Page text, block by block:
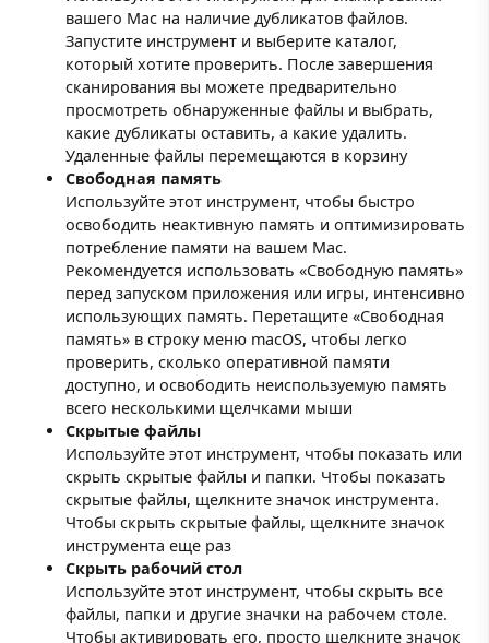
вашего Mac на наличие дубликатов файлов.
Запустите инструмент и выберите каталог,
который хотите проверить. После завершения
сканирования вы можете предварительно
просмотреть обнаруженные файлы и выбрать,
какие дубликаты оставить, а какие удалить.
Удаленные файлы перемещаются в корзину
Свободная память
Используйте этот инструмент, чтобы быстро
освободить неактивную память и оптимизировать
потребление памяти на вашем Mac.
Рекомендуется использовать «Свободную память»
перед запуском приложения или игры, интенсивно
использующих память. Перетащите «Свободная
память» в строку меню macOS, чтобы легко
проверить, сколько оперативной памяти
доступно, и освободить неиспользуемую память
всего несколькими щелчками мыши
Скрытые файлы
Используйте этот инструмент, чтобы показать или
скрыть скрытые файлы и папки. Чтобы показать
скрытые файлы, щелкните значок инструмента.
Чтобы скрыть скрытые файлы, щелкните значок
инструмента еще раз
Скрыть рабочий стол
Используйте этот инструмент, чтобы скрыть все
файлы, папки и другие значки на рабочем столе.
Чтобы активировать его, просто щелкните значок